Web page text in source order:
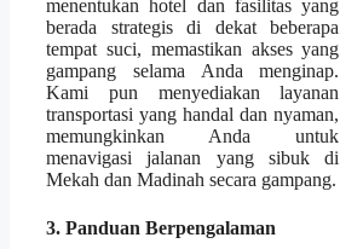
menentukan hotel dan fasilitas yang
berada strategis di dekat beberapa
tempat suci, memastikan akses yang
gampang selama Anda menginap.
Kami pun menyediakan layanan
transportasi yang handal dan nyaman,
memungkinkan Anda untuk
menavigasi jalanan yang sibuk di
Mekah dan Madinah secara gampang.
3. Panduan Berpengalaman